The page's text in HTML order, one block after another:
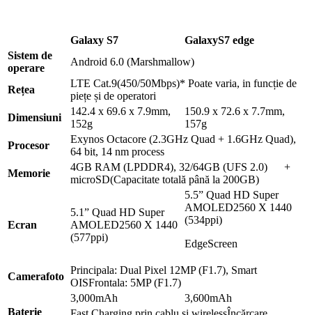
Galaxy S7 GalaxyS7 edge
Sistem de
operare
Android 6.0 (Marshmallow)
Rețea
LTE Cat.9(450/50Mbps)* Poate varia, in funcție de
piețe și de operatori
Dimensiuni
142.4 x 69.6 x 7.9mm,
152g
150.9 x 72.6 x 7.7mm,
157g
Procesor
Exynos Octacore (2.3GHz Quad + 1.6GHz Quad),
64 bit, 14 nm process
Memorie
4GB RAM (LPDDR4), 32/64GB (UFS 2.0) +
microSD(Capacitate totală până la 200GB)
Ecran
5.1” Quad HD Super
AMOLED2560 X 1440
(577ppi)
5.5” Quad HD Super
AMOLED2560 X 1440
(534ppi)
EdgeScreen
Camerafoto
Principala: Dual Pixel 12MP (F1.7), Smart
OISFrontala: 5MP (F1.7)
Baterie
3,000mAh
3,600mAh